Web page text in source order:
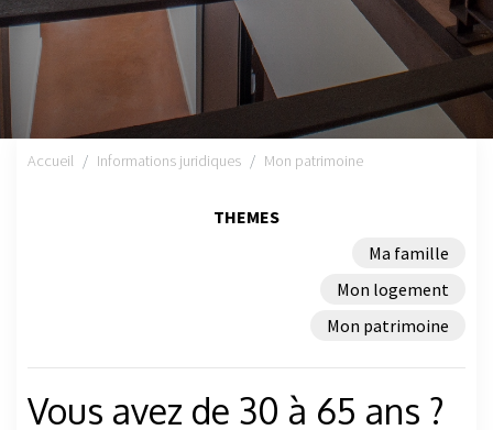
Accueil Informations juridiques Mon patrimoine
THEMES
Ma famille
Mon logement
Mon patrimoine
Vous avez de 30 à 65 ans ?